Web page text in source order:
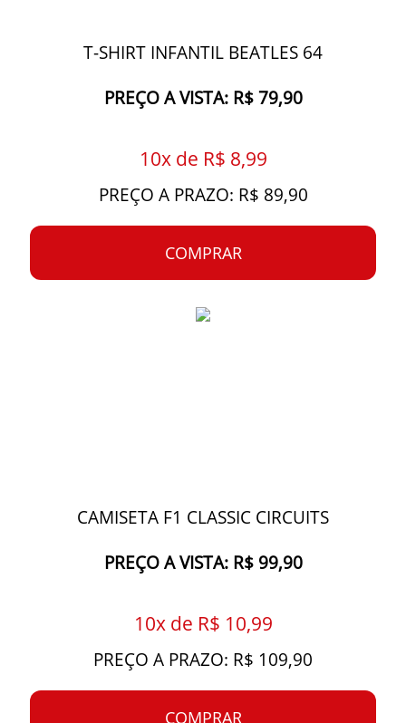
T-SHIRT INFANTIL BEATLES 64
PREÇO A VISTA: R$ 79,90
10x de R$ 8,99
PREÇO A PRAZO: R$ 89,90
COMPRAR
CAMISETA F1 CLASSIC CIRCUITS
PREÇO A VISTA: R$ 99,90
10x de R$ 10,99
PREÇO A PRAZO: R$ 109,90
COMPRAR